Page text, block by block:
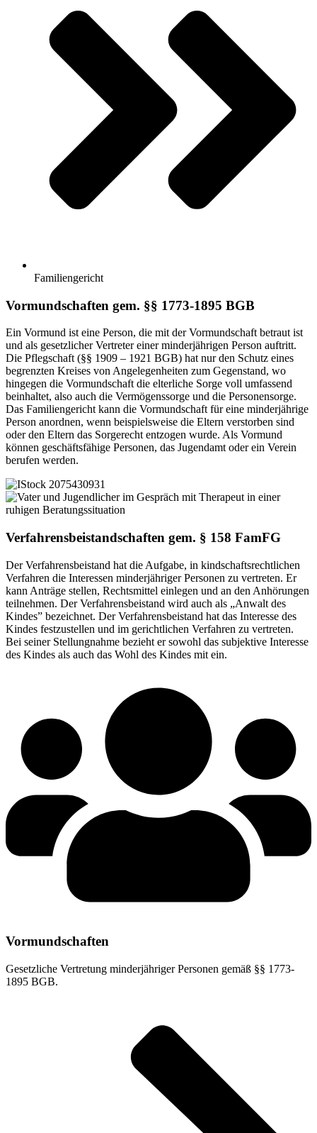
Familiengericht
Vormundschaften gem. §§ 1773-1895 BGB
Ein Vormund ist eine Person, die mit der Vormundschaft betraut ist
und als gesetzlicher Vertreter einer minderjährigen Person auftritt.
Die Pflegschaft (§§ 1909 – 1921 BGB) hat nur den Schutz eines
begrenzten Kreises von Angelegenheiten zum Gegenstand, wo
hingegen die Vormundschaft die elterliche Sorge voll umfassend
beinhaltet, also auch die Vermögenssorge und die Personensorge.
Das Familiengericht kann die Vormundschaft für eine minderjährige
Person anordnen, wenn beispielsweise die Eltern verstorben sind
oder den Eltern das Sorgerecht entzogen wurde. Als Vormund
können geschäftsfähige Personen, das Jugendamt oder ein Verein
berufen werden.
Verfahrensbeistandschaften gem. § 158 FamFG
Der Verfahrensbeistand hat die Aufgabe, in kindschaftsrechtlichen
Verfahren die Interessen minderjähriger Personen zu vertreten. Er
kann Anträge stellen, Rechtsmittel einlegen und an den Anhörungen
teilnehmen. Der Verfahrensbeistand wird auch als „Anwalt des
Kindes” bezeichnet. Der Verfahrensbeistand hat das Interesse des
Kindes festzustellen und im gerichtlichen Verfahren zu vertreten.
Bei seiner Stellungnahme bezieht er sowohl das subjektive Interesse
des Kindes als auch das Wohl des Kindes mit ein.
Vormundschaften
Gesetzliche Vertretung minderjähriger Personen gemäß §§ 1773-
1895 BGB.